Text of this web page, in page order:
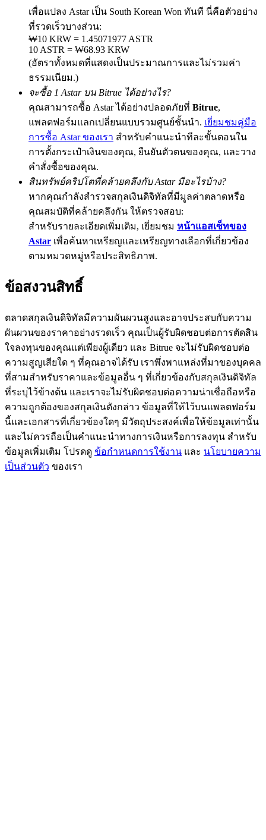
Exclusive for BitMart Users
Register & Trade to Win 500,000 USDT
Precious Metals Trading Carnival
Trade Gold & Silver · 33,333 USDT Bonus
USDT New User Exclusive 10% APR
USDT Flexible Staking | Daily Rewards
BTC New User Exclusive: 6.5% APR
BTC Flexible Staking | Daily Rewards
กิจกรรมเพิ่มเติม
รับรางวัลและสิทธิพิเศษสุดพิเศษ
ศูนย์รางวัล
เพื่อแปลง Astar เป็น South Korean Won ทันที นี่คือตัวอย่าง
ที่รวดเร็วบางส่วน:
₩10 KRW = 1.45071977 ASTR
10 ASTR = ₩68.93 KRW
(อัตราทั้งหมดที่แสดงเป็นประมาณการและไม่รวมค่า
ธรรมเนียม.)
จะซื้อ 1 Astar บน Bitrue ได้อย่างไร?
คุณสามารถซื้อ Astar ได้อย่างปลอดภัยที่ Bitrue,
แพลตฟอร์มแลกเปลี่ยนแบบรวมศูนย์ชั้นนำ. เยี่ยมชมคู่มือ
การซื้อ Astar ของเรา สำหรับคำแนะนำทีละขั้นตอนใน
การตั้งกระเป๋าเงินของคุณ, ยืนยันตัวตนของคุณ, และวาง
คำสั่งซื้อของคุณ.
สินทรัพย์คริปโตที่คล้ายคลึงกับ Astar มีอะไรบ้าง?
หากคุณกำลังสำรวจสกุลเงินดิจิทัลที่มีมูลค่าตลาดหรือ
คุณสมบัติที่คล้ายคลึงกัน ให้ตรวจสอบ:
สำหรับรายละเอียดเพิ่มเติม, เยี่ยมชม หน้าแอสเซ็ทของ
Astar เพื่อค้นหาเหรียญและเหรียญทางเลือกที่เกี่ยวข้อง
ตามหมวดหมู่หรือประสิทธิภาพ.
ข้อสงวนสิทธิ์
ตลาดสกุลเงินดิจิทัลมีความผันผวนสูงและอาจประสบกับความ
ผันผวนของราคาอย่างรวดเร็ว คุณเป็นผู้รับผิดชอบต่อการตัดสิน
ใจลงทุนของคุณแต่เพียงผู้เดียว และ Bitrue จะไม่รับผิดชอบต่อ
ความสูญเสียใด ๆ ที่คุณอาจได้รับ เราพึ่งพาแหล่งที่มาของบุคคล
ที่สามสำหรับราคาและข้อมูลอื่น ๆ ที่เกี่ยวข้องกับสกุลเงินดิจิทัล
ที่ระบุไว้ข้างต้น และเราจะไม่รับผิดชอบต่อความน่าเชื่อถือหรือ
ความถูกต้องของสกุลเงินดังกล่าว ข้อมูลที่ให้ไว้บนแพลตฟอร์ม
นี้และเอกสารที่เกี่ยวข้องใดๆ มีวัตถุประสงค์เพื่อให้ข้อมูลเท่านั้น
และไม่ควรถือเป็นคำแนะนำทางการเงินหรือการลงทุน สำหรับ
ข้อมูลเพิ่มเติม โปรดดู ข้อกำหนดการใช้งาน และ นโยบายความ
เป็นส่วนตัว ของเรา